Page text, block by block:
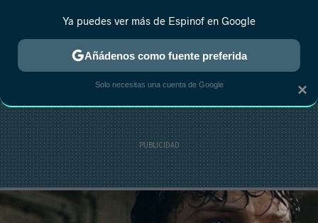
MENÚ NUEVO
ESTRENOS REALITY ANIME RANKINGS CINE ×
Ya puedes ver más de Espinof en Google
Añádenos como fuente preferida
Solo necesitas una cuenta de Google